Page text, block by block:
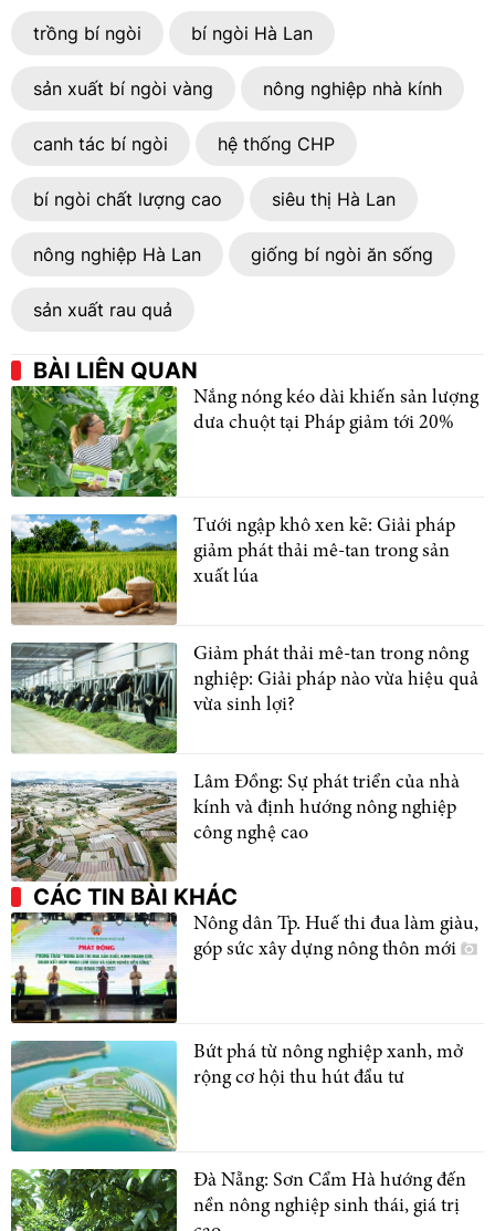
trồng bí ngòi bí ngòi Hà Lan
sản xuất bí ngòi vàng nông nghiệp nhà kính
canh tác bí ngòi hệ thống CHP
bí ngòi chất lượng cao siêu thị Hà Lan
nông nghiệp Hà Lan giống bí ngòi ăn sống
sản xuất rau quả
BÀI LIÊN QUAN
Nắng nóng kéo dài khiến sản lượng
dưa chuột tại Pháp giảm tới 20%
Tưới ngập khô xen kẽ: Giải pháp
giảm phát thải mê-tan trong sản
xuất lúa
Giảm phát thải mê-tan trong nông
nghiệp: Giải pháp nào vừa hiệu quả
vừa sinh lợi?
Lâm Đồng: Sự phát triển của nhà
kính và định hướng nông nghiệp
công nghệ cao
CÁC TIN BÀI KHÁC
Nông dân Tp. Huế thi đua làm giàu,
góp sức xây dựng nông thôn mới
Bứt phá từ nông nghiệp xanh, mở
rộng cơ hội thu hút đầu tư
Đà Nẵng: Sơn Cẩm Hà hướng đến
nền nông nghiệp sinh thái, giá trị